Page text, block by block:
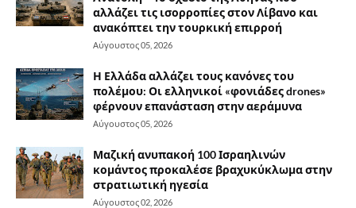
αλλάζει τις ισορροπίες στον Λίβανο και
ανακόπτει την τουρκική επιρροή
Αύγουστος 05, 2026
Η Ελλάδα αλλάζει τους κανόνες του
πολέμου: Οι ελληνικοί «φονιάδες drones»
φέρνουν επανάσταση στην αεράμυνα
Αύγουστος 05, 2026
Μαζική ανυπακοή 100 Ισραηλινών
κομάντος προκαλέσε βραχυκύκλωμα στην
στρατιωτική ηγεσία
Αύγουστος 02, 2026